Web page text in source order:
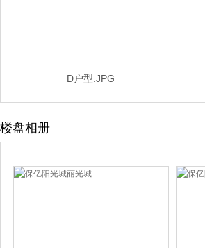
D户型.JPG
楼盘相册